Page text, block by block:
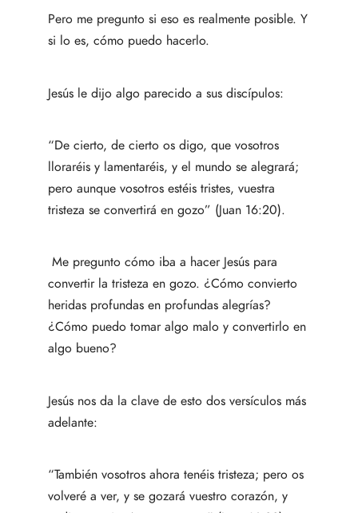
Pero me pregunto si eso es realmente posible. Y
si lo es, cómo puedo hacerlo.
Jesús le dijo algo parecido a sus discípulos:
“De cierto, de cierto os digo, que vosotros
lloraréis y lamentaréis, y el mundo se alegrará;
pero aunque vosotros estéis tristes, vuestra
tristeza se convertirá en gozo” (Juan 16:20).
Me pregunto cómo iba a hacer Jesús para
convertir la tristeza en gozo. ¿Cómo convierto
heridas profundas en profundas alegrías?
¿Cómo puedo tomar algo malo y convertirlo en
algo bueno?
Jesús nos da la clave de esto dos versículos más
adelante:
“También vosotros ahora tenéis tristeza; pero os
volveré a ver, y se gozará vuestro corazón, y